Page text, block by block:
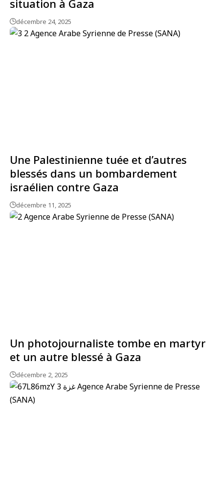
situation à Gaza
décembre 24, 2025
Une Palestinienne tuée et d’autres
blessés dans un bombardement
israélien contre Gaza
décembre 11, 2025
Un photojournaliste tombe en martyr
et un autre blessé à Gaza
décembre 2, 2025